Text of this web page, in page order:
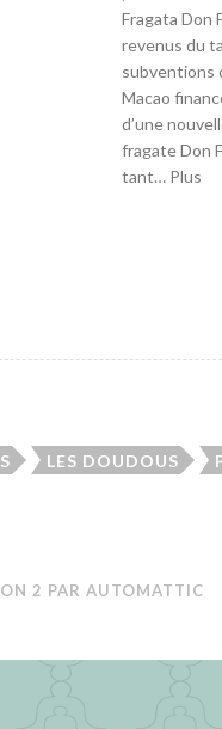
Fragata Don
revenus du
subventions
Macao
d’une
fragate Don
tant… Plus
LES DOUDOUS
2 PAR AUTOMATTIC